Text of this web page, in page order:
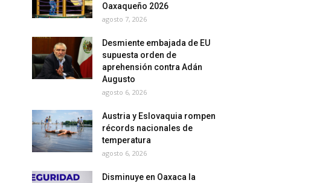
Oaxaqueño 2026
agosto 7, 2026
Desmiente embajada de EU
supuesta orden de
aprehensión contra Adán
Augusto
agosto 6, 2026
Austria y Eslovaquia rompen
récords nacionales de
temperatura
agosto 6, 2026
Disminuye en Oaxaca la